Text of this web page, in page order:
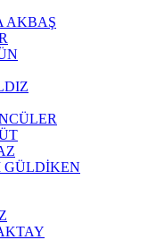
AKBAŞ
GÜLDİKEN